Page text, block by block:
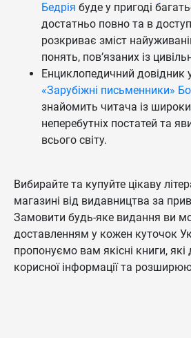
Бедрія буде у пригоді
достатньо повно та в
розкриває зміст
понять, пов’язаних із
Енциклопедичний довідник
«Зарубіжні письменники»
знайомить читача із
неперебутніх постатей та
всього світу.
Вибирайте та купуйте цікаву
магазині від видавництва за
Замовити будь-яке видання ви
доставленням у кожен куточок
пропонуємо вам якісні книги, які
корисної інформації та